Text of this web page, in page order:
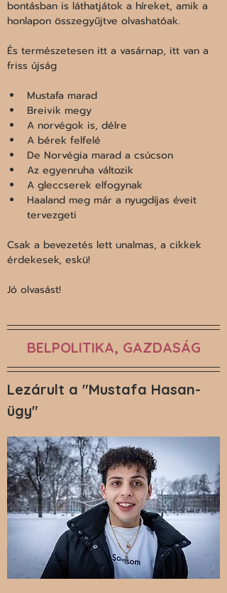
bontásban is láthatjátok a híreket, amik a
honlapon összegyűjtve olvashatóak.
És természetesen itt a vasárnap, itt van a
friss újság
Mustafa marad
Breivik megy
A norvégok is, délre
A bérek felfelé
De Norvégia marad a csúcson
Az egyenruha változik
A gleccserek elfogynak
Haaland meg már a nyugdíjas éveit
tervezgeti
Csak a bevezetés lett unalmas, a cikkek
érdekesek, eskü!
Jó olvasást!
BELPOLITIKA, GAZDASÁG
Lezárult a "Mustafa Hasan-
ügy"